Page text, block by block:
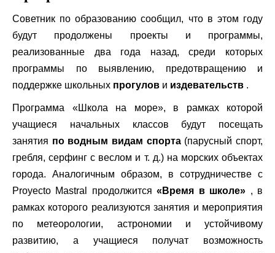
Советник по образованию сообщил, что в этом году
будут продолжены проекты и программы,
реализованные два года назад, среди которых
программы по выявлению, предотвращению и
поддержке школьных прогулов и издевательств .
Программа «Школа на море», в рамках которой
учащиеся начальных классов будут посещать
занятия по водным видам спорта(парусный спорт,
гребля, серфинг с веслом и т. д.) на морских объектах
города. Аналогичным образом, в сотрудничестве с
Proyecto Mastral продолжится«Время в школе» , в
рамках которого реализуются занятия и мероприятия
по метеорологии, астрономии и устойчивому
развитию, а учащиеся получат возможность